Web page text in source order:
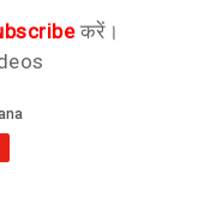
करें।